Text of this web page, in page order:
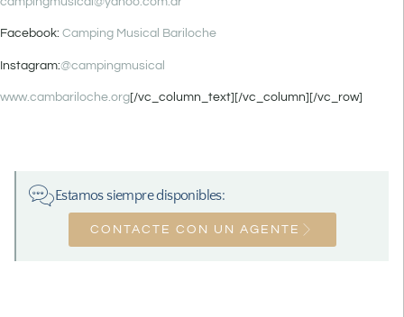
Facebook: Camping Musical Bariloche
Instagram:@campingmusical
www.cambariloche.org[/vc_column_text][/vc_column][/vc_row]
Estamos siempre disponibles:
CONTACTE CON UN AGENTE